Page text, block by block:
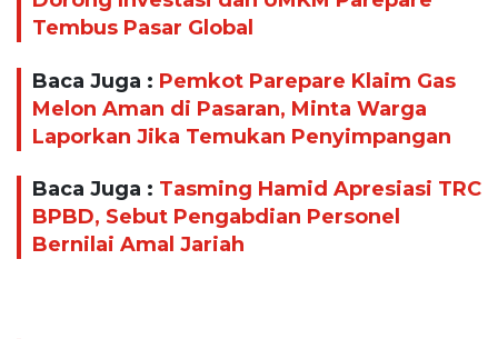
Tembus Pasar Global
Baca Juga : Pemkot Parepare Klaim Gas
Melon Aman di Pasaran, Minta Warga
Laporkan Jika Temukan Penyimpangan
Baca Juga : Tasming Hamid Apresiasi TRC
BPBD, Sebut Pengabdian Personel
Bernilai Amal Jariah